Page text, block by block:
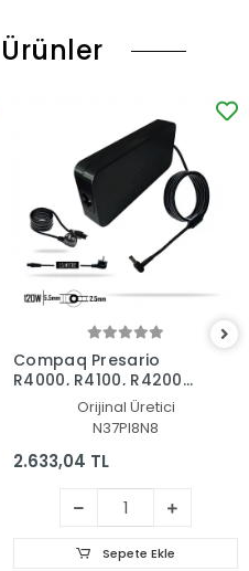
Compaq Presario
R4000, R4100, R4200
Adaptör Şarj Aleti-
Orijinal Üretici
N37PI8N8
2.633,04 TL
Sepete Ekle